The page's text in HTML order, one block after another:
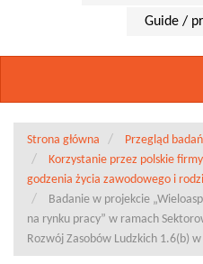
Guide /
Strona główna
Przegląd badań
Korzystanie przez polskie
godzenia życia zawodowego i
Badanie w projekcie
na rynku pracy” w ramach
Rozwój Zasobów Ludzkich 1.6(b)